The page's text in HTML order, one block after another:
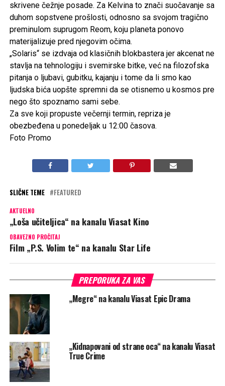
skrivene čežnje posade. Za Kelvina to znači suočavanje sa
duhom sopstvene prošlosti, odnosno sa svojom tragično
preminulom suprugom Reom, koju planeta ponovo
materijalizuje pred njegovim očima.
„Solaris“ se izdvaja od klasičnih blokbastera jer akcenat ne
stavlja na tehnologiju i svemirske bitke, već na filozofska
pitanja o ljubavi, gubitku, kajanju i tome da li smo kao
ljudska bića uopšte spremni da se otisnemo u kosmos pre
nego što spoznamo sami sebe.
Za sve koji propuste večernji termin, repriza je
obezbeđena u ponedeljak u 12:00 časova.
Foto Promo
SLIČNE TEME FEATURED
AKTUELNO
„Loša učiteljica“ na kanalu Viasat Kino
OBAVEZNO PROČITAJ
Film „P.S. Volim te“ na kanalu Star Life
PREPORUKA ZA VAS
„Megre“ na kanalu Viasat Epic Drama
„Kidnapovani od strane oca“ na kanalu Viasat
True Crime